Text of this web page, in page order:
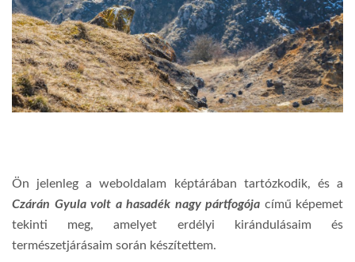
Ön jelenleg a weboldalam képtárában tartózkodik, és a
Czárán Gyula volt a hasadék nagy pártfogója című képemet
tekinti meg, amelyet erdélyi kirándulásaim és
természetjárásaim során készítettem.